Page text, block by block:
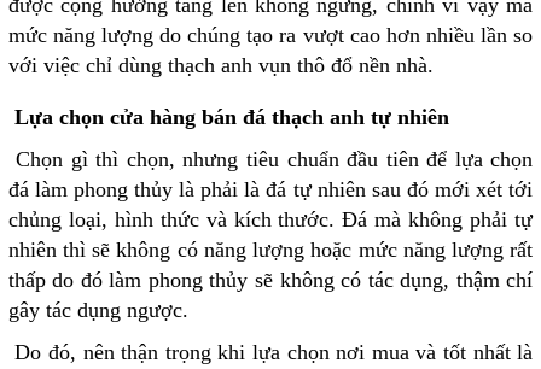
được cộng hưởng tăng lên không ngừng, chính vì vậy mà
mức năng lượng do chúng tạo ra vượt cao hơn nhiều lần so
với việc chỉ dùng thạch anh vụn thô đổ nền nhà.
Lựa chọn cửa hàng bán đá thạch anh tự nhiên
Chọn gì thì chọn, nhưng tiêu chuẩn đầu tiên để lựa chọn
đá làm phong thủy là phải là đá tự nhiên sau đó mới xét tới
chủng loại, hình thức và kích thước. Đá mà không phải tự
nhiên thì sẽ không có năng lượng hoặc mức năng lượng rất
thấp do đó làm phong thủy sẽ không có tác dụng, thậm chí
gây tác dụng ngược.
Do đó, nên thận trọng khi lựa chọn nơi mua và tốt nhất là